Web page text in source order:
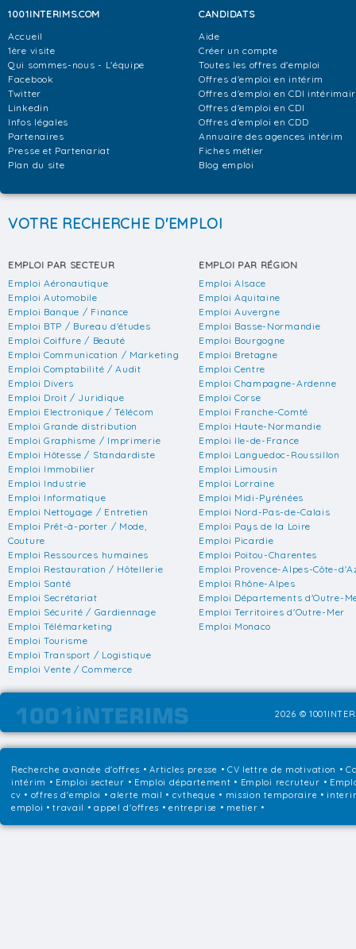
1001INTERIMS.COM
Accueil
1ère visite
Qui sommes-nous - L'équipe
Facebook
Twitter
Linkedin
Infos légales
Partenaires
Presse et Partenariat
Plan du site
CANDIDATS
Aide
Créer un compte
Toutes les offres d'emploi
Offres d'emploi en intérim
Offres d'emploi en CDI
Offres d'emploi en CDI
Offres d'emploi en CDD
Annuaire des agences intérim
Fiches métier
Blog emploi
VOTRE RECHERCHE D'EMPLOI
EMPLOI PAR SECTEUR
Emploi Aéronautique
Emploi Automobile
Emploi Banque / Finance
Emploi BTP / Bureau d'études
Emploi Coiffure / Beauté
Emploi Communication / Marketing
Emploi Comptabilité / Audit
Emploi Divers
Emploi Droit / Juridique
Emploi Electronique / Télécom
Emploi Grande distribution
Emploi Graphisme / Imprimerie
Emploi Hôtesse / Standardiste
Emploi Immobilier
Emploi Industrie
Emploi Informatique
Emploi Nettoyage / Entretien
Emploi Prêt-à-porter / Mode,
Couture
Emploi Ressources humaines
Emploi Restauration / Hôtellerie
Emploi Santé
Emploi Secrétariat
Emploi Sécurité / Gardiennage
Emploi Télémarketing
Emploi Tourisme
Emploi Transport / Logistique
Emploi Vente / Commerce
EMPLOI PAR RÉGION
Emploi Alsace
Emploi Aquitaine
Emploi Auvergne
Emploi Basse-Normandie
Emploi Bourgogne
Emploi Bretagne
Emploi Centre
Emploi Champagne-Ardenne
Emploi Corse
Emploi Franche-Comté
Emploi Haute-Normandie
Emploi Ile-de-France
Emploi Languedoc-Roussillon
Emploi Limousin
Emploi Lorraine
Emploi Midi-Pyrénées
Emploi Nord-Pas-de-Calais
Emploi Pays de la Loire
Emploi Picardie
Emploi Poitou-Charentes
Emploi Provence-Alpes-Côte-
Emploi Rhône-Alpes
Emploi Départements d'Outre-
Emploi Territoires d'Outre-Mer
Emploi Monaco
2026 ©
Recherche avancée d'offres •Articles presse • CV lettre de motivation •
intérim • Emploi secteur • Emploi département • Emploi recruteur •
cv • offres d'emploi • alerte mail • cvtheque • mission temporaire •
emploi • travail • appel d'offres • entreprise • metier •